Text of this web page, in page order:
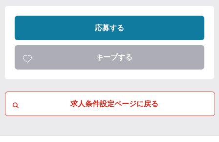
応募する
キープする
求人条件設定ページに戻る